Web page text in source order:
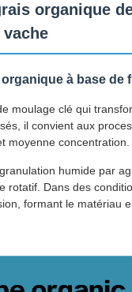
organique
à base de
moulage clé qui
il convient aux
moyenne concentration.
humide par
rotatif. Dans des
formant le matériau